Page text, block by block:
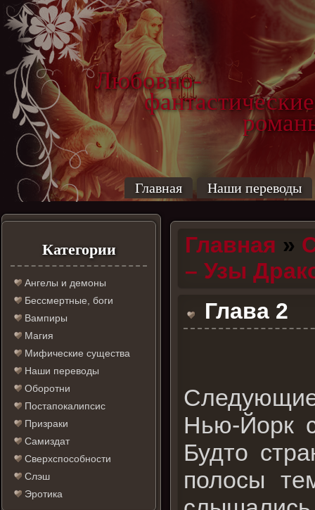
Любовно-
фантастические
Главная Наши переводы
Категории
Ангелы и демоны
Бессмертные, боги
Вампиры
Магия
Мифические существа
Наши переводы
Оборотни
Постапокалипсис
Призраки
Самиздат
Сверхспособности
Слэш
Эротика
Главная »
– Узы
Глава 2
Нью-Йорк
Будто
полосы